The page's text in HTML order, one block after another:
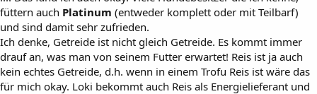
füttern auch Platinum (entweder komplett oder mit Teilbarf)
und sind damit sehr zufrieden.
Ich denke, Getreide ist nicht gleich Getreide. Es kommt immer
drauf an, was man von seinem Futter erwartet! Reis ist ja auch
kein echtes Getreide, d.h. wenn in einem Trofu Reis ist wäre das
für mich okay. Loki bekommt auch Reis als Energielieferant und